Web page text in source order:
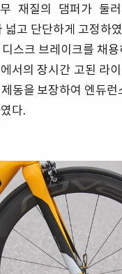
재질의 댐퍼가 둘
고 단단하게 고정하
스크 브레이크를 채
서의 장시간 고된 라
동을 보장하여 엔듀런
다.